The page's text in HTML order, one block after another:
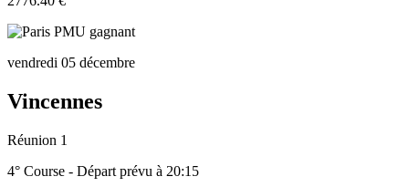
vendredi 05 décembre
Vincennes
Réunion 1
4° Course - Départ prévu à 20:15